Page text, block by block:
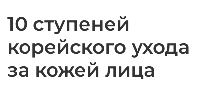
10 ступеней
корейского ухода
за кожей лица